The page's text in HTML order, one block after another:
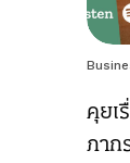
คุยเ
ภาก